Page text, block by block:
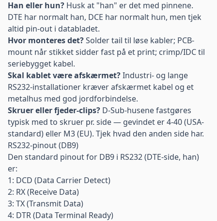
Han eller hun? Husk at "han" er det med pinnene.
DTE har normalt han, DCE har normalt hun, men tjek
altid pin-out i databladet.
Hvor monteres det?Solder tail til løse kabler; PCB-
mount når stikket sidder fast på et print; crimp/IDC til
seriebygget kabel.
Skal kablet være afskærmet?Industri- og lange
RS232-installationer kræver afskærmet kabel og et
metalhus med god jordforbindelse.
Skruer eller fjeder-clips? D-Sub-husene fastgøres
typisk med to skruer pr. side — gevindet er 4-40 (USA-
standard) eller M3 (EU). Tjek hvad den anden side har.
RS232-pinout (DB9)
Den standard pinout for DB9 i RS232 (DTE-side, han)
er:
1: DCD (Data Carrier Detect)
2: RX (Receive Data)
3: TX (Transmit Data)
4: DTR (Data Terminal Ready)